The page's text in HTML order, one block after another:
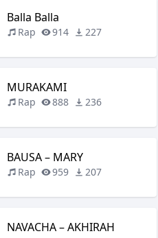
Balla Balla
Rap 914 227
MURAKAMI
Rap 888 236
BAUSA – MARY
Rap 959 207
NAVACHA – AKHIRAH